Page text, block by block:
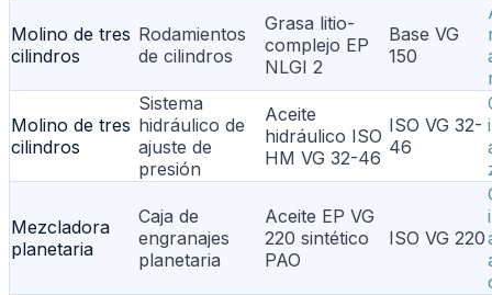
Molino de tres
cilindros
Rodamientos
de cilindros
Grasa litio-
complejo EP
NLGI 2
Base VG
150
Molino de tres
cilindros
Sistema
hidráulico de
ajuste de
presión
Aceite
hidráulico ISO
HM VG 32-46
ISO VG 32-
46
Mezcladora
planetaria
Caja de
engranajes
planetaria
Aceite EP VG
220 sintético
PAO
ISO VG 220